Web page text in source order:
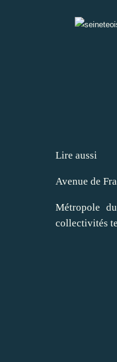
En rose
Lire aussi
Avenue de
Métropole
collectivités